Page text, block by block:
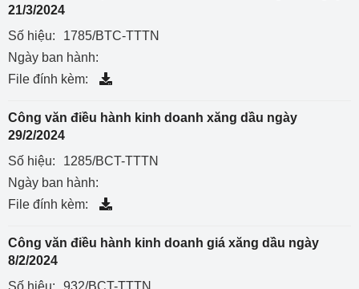
21/3/2024
Số hiệu:
1785/BTC-TTTN
Ngày ban hành:
File đính kèm:
Công văn điều hành kinh doanh xăng dầu ngày
29/2/2024
Số hiệu:
1285/BCT-TTTN
Ngày ban hành:
File đính kèm:
Công văn điều hành kinh doanh giá xăng dầu ngày
8/2/2024
Số hiệu:
932/BCT-TTTN